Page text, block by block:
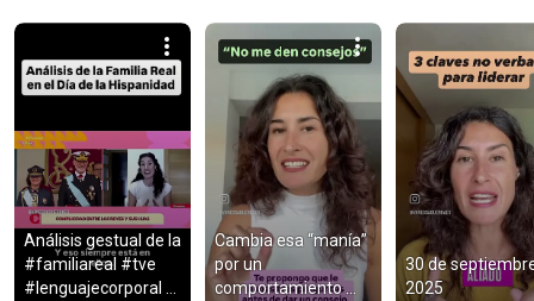
Análisis gestual de la
#familiareal #tve
#lenguajecorporal
Cambia esa “manía”
por un
comportamiento
30 de
2025